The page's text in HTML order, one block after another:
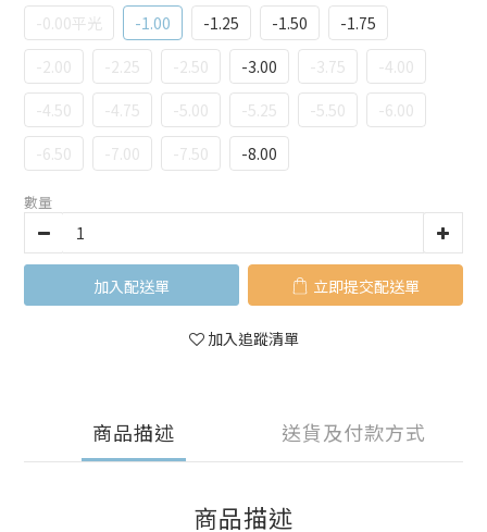
-0.00平光 -1.00 -1.25 -1.50
-1.75
-2.00
-2.25 -2.50 -3.00 -3.75
-4.00
-4.50
-4.75 -5.00 -5.25 -5.50
-6.00
-6.50
-7.00 -7.50 -8.00
數量
加入購物車 立即購買
加入追蹤清單
商品描述 送貨及付款方式
商品描述